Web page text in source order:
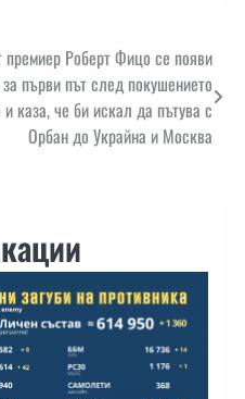
Роберт Фицо се появи
първи път след покушението
каза, че би искал да пътува с
Орбан до Украйна и Москва